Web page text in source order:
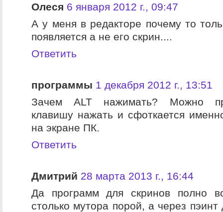
Олеся 6 января 2012 г., 09:47
А у меня в редакторе почему то
появляется а не его скрин....
Ответить
программы 1 декабря 2012 г., 13:51
Зачем ALT нажимать? Можно
клавишу нажать и сфоткается
на экране ПК.
Ответить
Дмитрий 28 марта 2013 г., 16:44
Да программ для скринов полно
столько мутора порой, а через